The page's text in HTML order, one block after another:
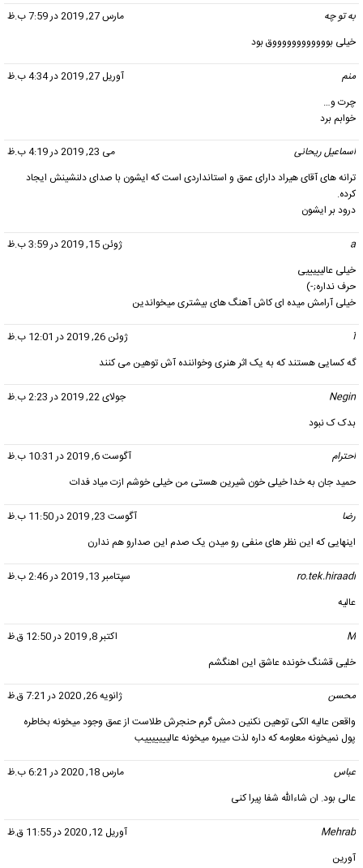
به تو چه
مارس 27, 2019 در 7:59 ب.ظ
خیلی بووووووووووووق بود
منم
آوریل 27, 2019 در 4:34 ب.ظ
چرت و…
خوابم برد
اسماعیل ریحانی
می 23, 2019 در 4:19 ب.ظ
ترانه های آقای هیراد دارای عمق و استانداردی است که ایشون با صدای دلنشینش ایجاد
کرده.
درود بر ایشون
a
ژوئن 15, 2019 در 3:59 ب.ظ
خیلی عالیییییی
حرف نداره;-)
خیلی آرامش میده ای کاش آهنگ های بیشتری میخواندین
آ
ژوئن 26, 2019 در 12:01 ب.ظ
گه کسایی هستند که به یک اثر هنری وخواننده آش توهین می کنند
Negin
جولای 22, 2019 در 2:23 ب.ظ
بدک ک نبود
احترام
آگوست 6, 2019 در 10:31 ب.ظ
حمید جان به خدا خیلی خون شیرین هستی من خیلی خوشم ازت میاد فدات
رضا
آگوست 23, 2019 در 11:50 ب.ظ
اینهایی که این نظر های منفی رو میدن یک صدم این صدارو هم ندارن
ro.tek.hiraadi
سپتامبر 13, 2019 در 2:46 ب.ظ
عالیه
M
اکتبر 8, 2019 در 12:50 ق.ظ
خلیی قشنگ خونده عاشق این اهنگشم
محسن
ژانویه 26, 2020 در 7:21 ق.ظ
واقعن عالیه الکی توهین نکنین دمش گرم حنجرش طلاست از عمق وجود میخونه بخاطره
پول نمیخونه معلومه که داره لذت میبره میخونه عالیییییییب
عباس
مارس 18, 2020 در 6:21 ب.ظ
عالی بود. ان شاءالله شفا پیرا کنی
Mehrab
آوریل 12, 2020 در 11:55 ق.ظ
آورین